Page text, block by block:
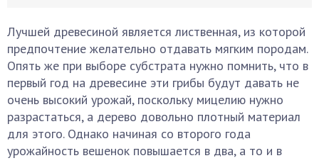
Лучшей древесиной является лиственная, из которой
предпочтение желательно отдавать мягким породам.
Опять же при выборе субстрата нужно помнить, что в
первый год на древесине эти грибы будут давать не
очень высокий урожай, поскольку мицелию нужно
разрастаться, а дерево довольно плотный материал
для этого. Однако начиная со второго года
урожайность вешенок повышается в два, а то и в